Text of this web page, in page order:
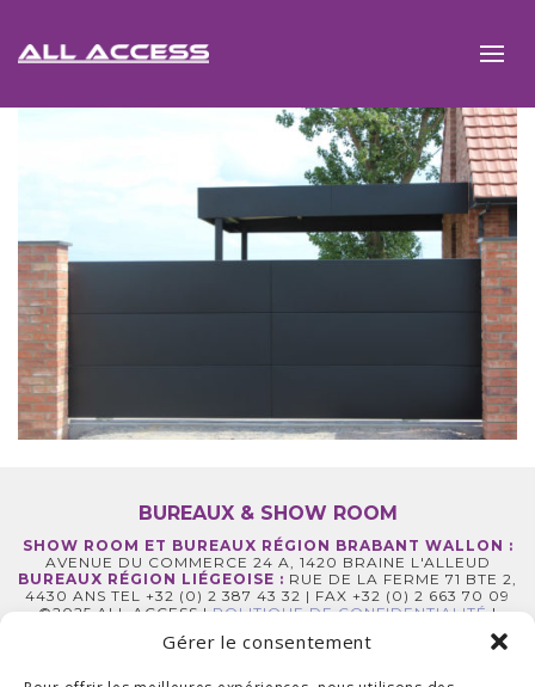
Gérer le consentement
BUREAUX & SHOW ROOM
SHOW ROOM ET BUREAUX RÉGION BRABANT WALLON :
AVENUE DU COMMERCE 24 A, 1420 BRAINE L'ALLEUD
BUREAUX RÉGION LIÉGEOISE : RUE DE LA FERME 71 BTE 2,
4430 ANS TEL +32 (0) 2 387 43 32 | FAX +32 (0) 2 663 70 09
©2025 ALL ACCESS | POLITIQUE DE CONFIDENTIALITÉ |